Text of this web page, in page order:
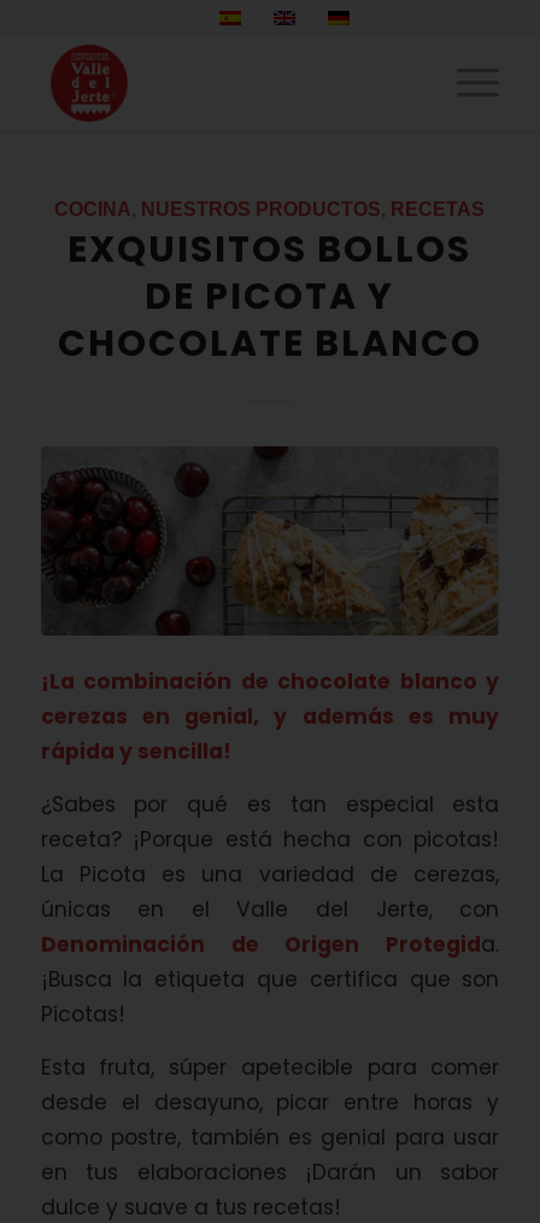
COCINA NUESTROS PRODUCTOS RECETAS
EXQUISITOS BOLLOS
DE PICOTA Y
CHOCOLATE BLANCO
¡La combinación de chocolate blanco y
cerezas en genial, y además es muy
rápida y sencilla!
¿Sabes por qué es tan especial esta
receta? ¡Porque está hecha con picotas!
La Picota es una variedad de cerezas,
únicas en el Valle del Jerte, con
Denominación de Origen Protegida.
¡Busca la etiqueta que certifica que son
Picotas!
Esta fruta, súper apetecible para comer
desde el desayuno, picar entre horas y
como postre, también es genial para usar
en tus elaboraciones ¡Darán un sabor
dulce y suave a tus recetas!